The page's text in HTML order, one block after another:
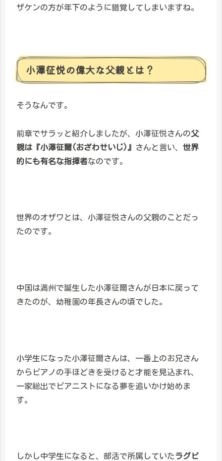
ザケンの方が年下のように錯覚してしまいますね。
小澤征悦の偉大な父親とは？
そうなんです。
前章でサラッと紹介しましたが、小澤征悦さんの父
親は『小澤征爾(おざわせいじ)』
さんと言い、 世界
的にも有名な指揮者なのです。
世界のオザワとは、小澤征悦さんの父親のことだっ
たのです。
中国は満州で誕生した小澤征爾さんが日本に戻って
きたのが、幼稚園の年長さんの頃でした。
小学生になった小澤征爾さんは、一番上のお兄さん
からピアノの手ほどきを受けると才能を見込まれ、
一家総出でピアニストになる夢を追いかけ始めま
す。
しかし中学生になると、部活で所属していたラグビ